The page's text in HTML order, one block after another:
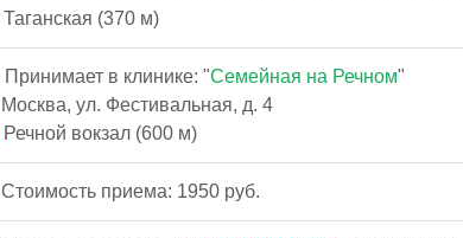
Таганская (370 м)
Принимает в клинике: "Семейная на Речном"
Москва, ул. Фестивальная, д. 4
Речной вокзал (600 м)
Стоимость приема: 1950 руб.